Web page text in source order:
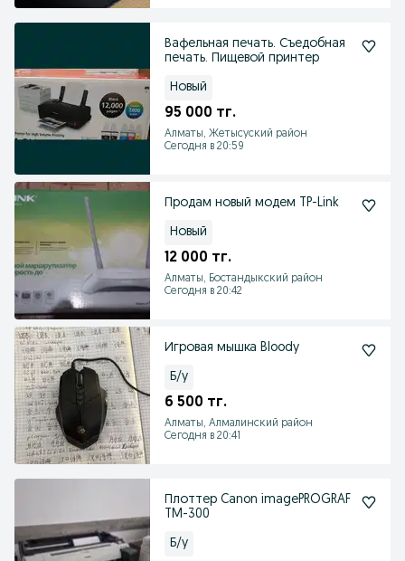
Вафельная печать. Съедобная
печать. Пищевой принтер
Новый
95 000 тг.
Алматы, Жетысуский район
Сегодня в 20:59
Продам новый модем TP-Link
Новый
12 000 тг.
Алматы, Бостандыкский район
Сегодня в 20:42
Игровая мышка Bloody
Б/у
6 500 тг.
Алматы, Алмалинский район
Сегодня в 20:41
Плоттер Canon imagePROGRAF
TM-300
Б/у